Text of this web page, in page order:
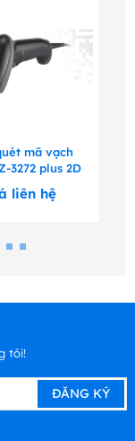
mã vạch
3272 plus 2D
liên hệ
tôi!